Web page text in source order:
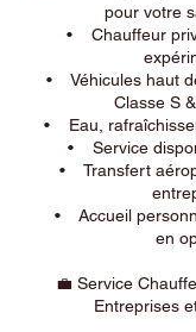
pour votre
• Chauffeur
• Véhicules haut
Classe S
• Eau,
• Service
• Transfert
• Accueil
en
💼 Service
Entreprises